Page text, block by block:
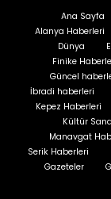
Ana Sayfa
Alanya Haberleri
Dünya
Finike
Güncel
İbradi haberleri
Kepez Haberleri
Kültür
Manavgat
Serik Haberleri
Gazeteler